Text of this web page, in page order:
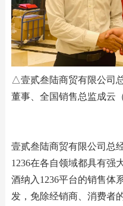
△壹贰叁陆商贸有限公司
董事、全国销售总监成云（
壹贰叁陆商贸有限公司总
1236在各自领域都具有强
酒纳入1236平台的销售体
发，免除经销商、消费者